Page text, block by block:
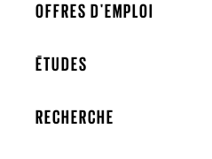
OFFRES D'EMPLOI
ÉTUDES
RECHERCHE